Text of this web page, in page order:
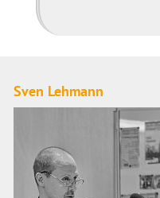
Sven Lehmann